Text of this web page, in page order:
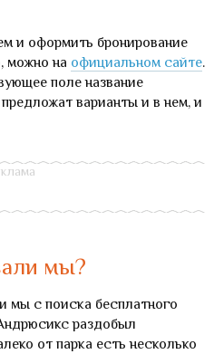
и оформить бронирование
можно на официальном сайте.
поле название
варианты и в нем, и
мы?
мы с поиска бесплатного
раздобыл
от парка есть несколько